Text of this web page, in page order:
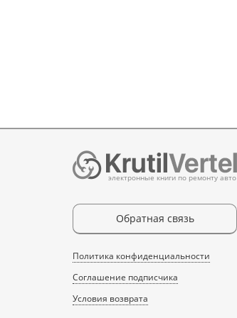
электронные книги по ремонту авто
Обратная связь
Политика конфиденциальности
Соглашение подписчика
Условия возврата